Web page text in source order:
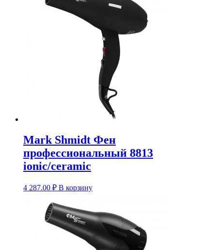
Mark Shmidt Фен
профессиональный 8813
ionic/ceramic
4 287.00 ₽ В корзину